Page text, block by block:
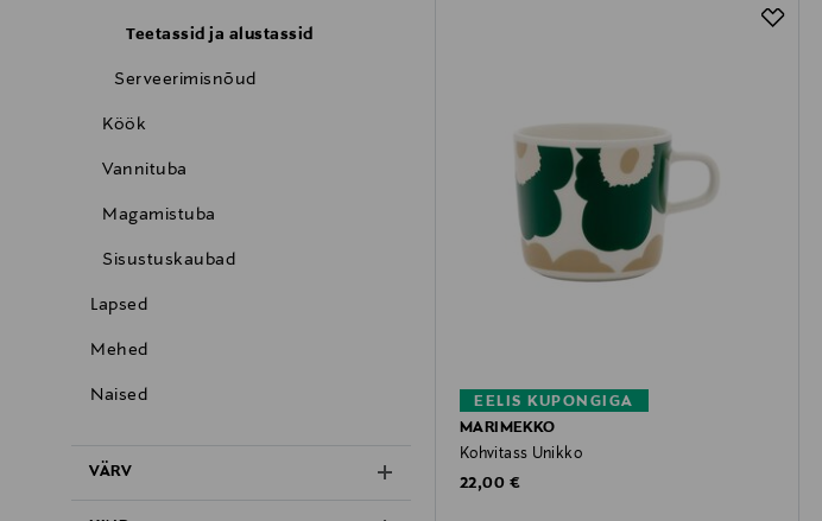
Teetassid ja alustassid
Serveerimisnõud
Köök
Vannituba
Magamistuba
Sisustuskaubad
Lapsed
Mehed
Naised
VÄRV
EELIS KUPONGIGA
MARIMEKKO
Kohvitass Unikko
Original Price
22,00 €